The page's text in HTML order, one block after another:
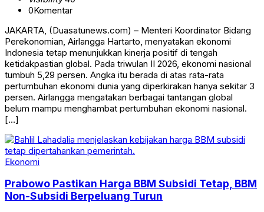
0Komentar
JAKARTA, (Duasatunews.com) – Menteri Koordinator Bidang
Perekonomian, Airlangga Hartarto, menyatakan ekonomi
Indonesia tetap menunjukkan kinerja positif di tengah
ketidakpastian global. Pada triwulan II 2026, ekonomi nasional
tumbuh 5,29 persen. Angka itu berada di atas rata-rata
pertumbuhan ekonomi dunia yang diperkirakan hanya sekitar 3
persen. Airlangga mengatakan berbagai tantangan global
belum mampu menghambat pertumbuhan ekonomi nasional.
[…]
Ekonomi
Prabowo Pastikan Harga BBM Subsidi Tetap, BBM
Non-Subsidi Berpeluang Turun